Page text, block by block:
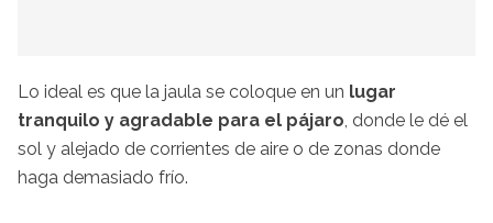
Lo ideal es que la jaula se coloque en un lugar
tranquilo y agradable para el pájaro , donde le dé el
sol y alejado de corrientes de aire o de zonas donde
haga demasiado frío.